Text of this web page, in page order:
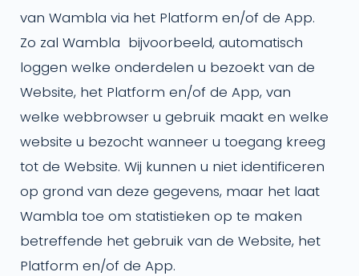
van Wambla via het Platform en/of de App.
Zo zal Wambla bijvoorbeeld, automatisch
loggen welke onderdelen u bezoekt van de
Website, het Platform en/of de App, van
welke webbrowser u gebruik maakt en welke
website u bezocht wanneer u toegang kreeg
tot de Website. Wij kunnen u niet identificeren
op grond van deze gegevens, maar het laat
Wambla toe om statistieken op te maken
betreffende het gebruik van de Website, het
Platform en/of de App.